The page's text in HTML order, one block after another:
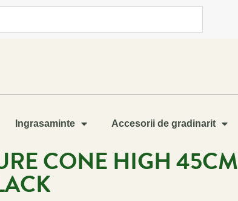
Ingrasaminte Accesorii de gradinarit
CONE HIGH 45CM